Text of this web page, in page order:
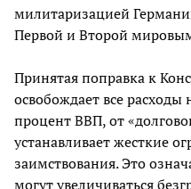
милитаризацией
Первой и Второй
Принятая поправка к
освобождает все
процент ВВП, от
устанавливает жесткие
заимствования. Это
могут увеличиваться